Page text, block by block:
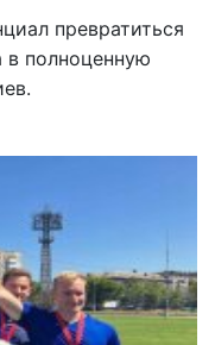
превратиться
в полноценную